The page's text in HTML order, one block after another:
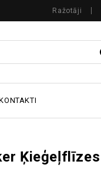
Ražotāji
Ķieģeļflīzes